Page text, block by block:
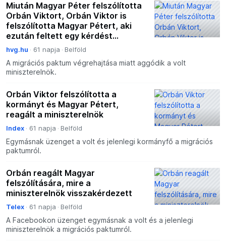
Miután Magyar Péter felszólította
Orbán Viktort, Orbán Viktor is
felszólította Magyar Pétert, aki
ezután feltett egy kérdést
Orbánnak
hvg.hu 61 napja Belföld
A migrációs paktum végrehajtása miatt aggódik a volt
miniszterelnök.
Orbán Viktor felszólította a
kormányt és Magyar Pétert,
reagált a miniszterelnök
Index 61 napja Belföld
Egymásnak üzenget a volt és jelenlegi kormányfő a migrációs
paktumról.
Orbán reagált Magyar
felszólítására, mire a
miniszterelnök visszakérdezett
Telex 61 napja Belföld
A Facebookon üzenget egymásnak a volt és a jelenlegi
miniszterelnök a migrációs paktumról.